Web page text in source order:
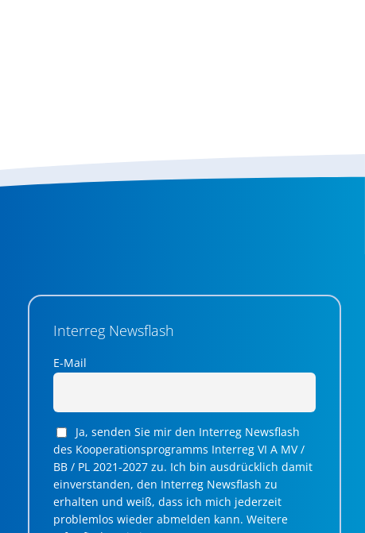
Interreg Newsflash
E-Mail
Ja, senden Sie mir den Interreg Newsflash
des Kooperationsprogramms Interreg VI A MV /
BB / PL 2021-2027 zu. Ich bin ausdrücklich damit
einverstanden, den Interreg Newsflash zu
erhalten und weiß, dass ich mich jederzeit
problemlos wieder abmelden kann. Weitere